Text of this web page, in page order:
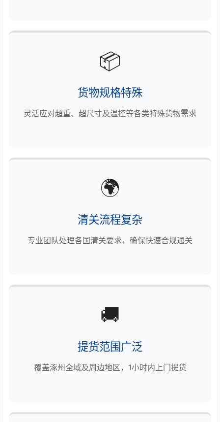
📦
货物规格特殊
灵活应对超重、超尺寸及温控等各类特殊货物需求
🌍
清关流程复杂
专业团队处理各国清关要求，确保快速合规通关
🚚
提货范围广泛
覆盖涿州全域及周边地区，1小时内上门提货